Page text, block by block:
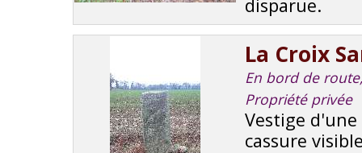
disparue.
La Croix
En bord de
Propriété privée
Vestige
cassure